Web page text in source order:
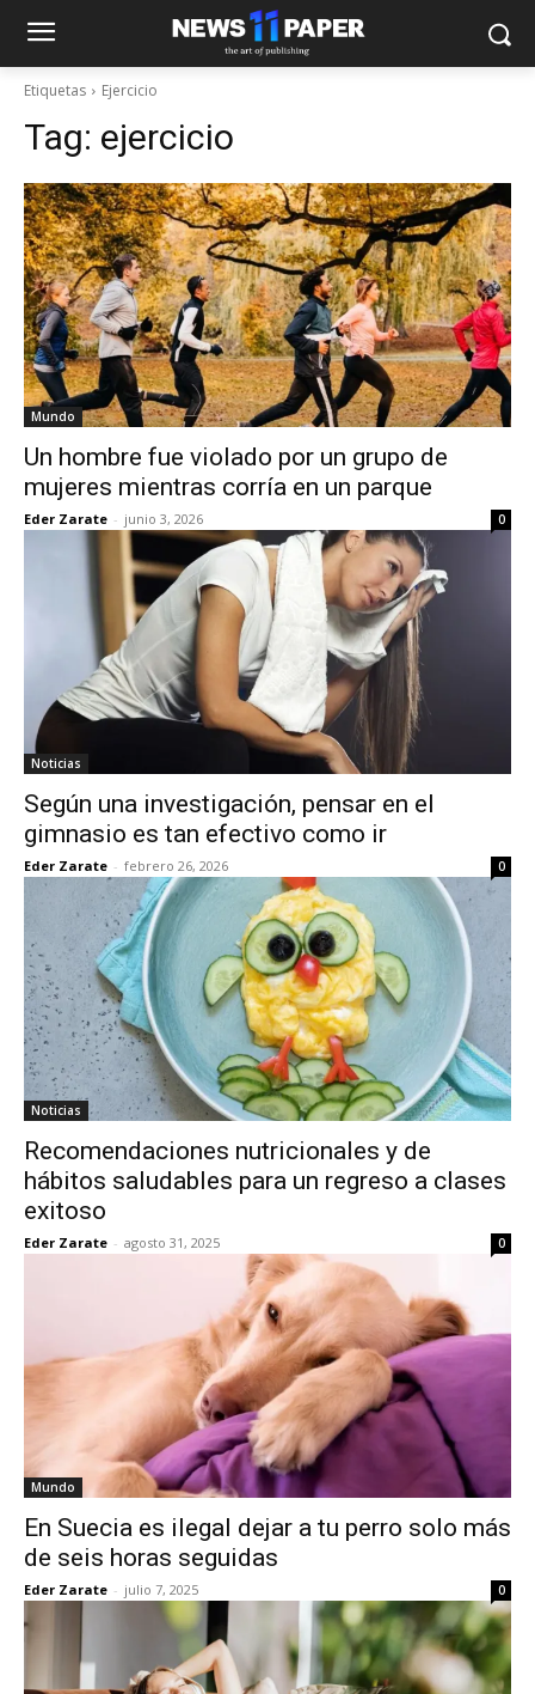
Etiquetas Ejercicio
Tag: ejercicio
Mundo
Un hombre fue violado por un grupo de
mujeres mientras corría en un parque
Eder Zarate - junio 3, 2026 0
Noticias
Según una investigación, pensar en el
gimnasio es tan efectivo como ir
Eder Zarate - febrero 26, 2026 0
Noticias
Recomendaciones nutricionales y de
hábitos saludables para un regreso a clases
exitoso
Eder Zarate - agosto 31, 2025 0
Mundo
En Suecia es ilegal dejar a tu perro solo más
de seis horas seguidas
Eder Zarate - julio 7, 2025 0